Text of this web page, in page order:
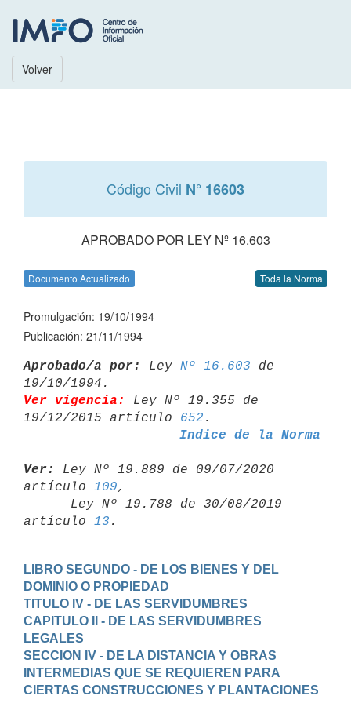
Volver
Código Civil N° 16603
APROBADO POR LEY Nº 16.603
Documento Actualizado Toda la Norma
Promulgación: 19/10/1994
Publicación: 21/11/1994
Aprobado/a por: Ley Nº 16.603 de
Ver vigencia:
Ley Nº 19.355 de
19/12/2015 artículo 652
Indice de la Norma
Ver:
Ley Nº 19.889 de 09/07/2020
artículo 109,
artículo 13
LIBRO SEGUNDO - DE LOS BIENES Y DEL
DOMINIO O PROPIEDAD
TITULO IV - DE LAS SERVIDUMBRES
CAPITULO II - DE LAS SERVIDUMBRES
LEGALES
SECCION IV - DE LA DISTANCIA Y OBRAS
INTERMEDIAS QUE SE REQUIEREN PARA
CIERTAS CONSTRUCCIONES Y PLANTACIONES